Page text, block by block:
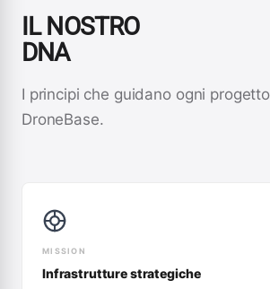
IL NOSTRO
DNA
I principi che guidano ogni
DroneBase.
MISSION
Infrastrutture strategiche